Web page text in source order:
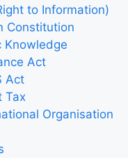
to Information)
Constitution
Knowledge
Act
Act
Tax
Organisation